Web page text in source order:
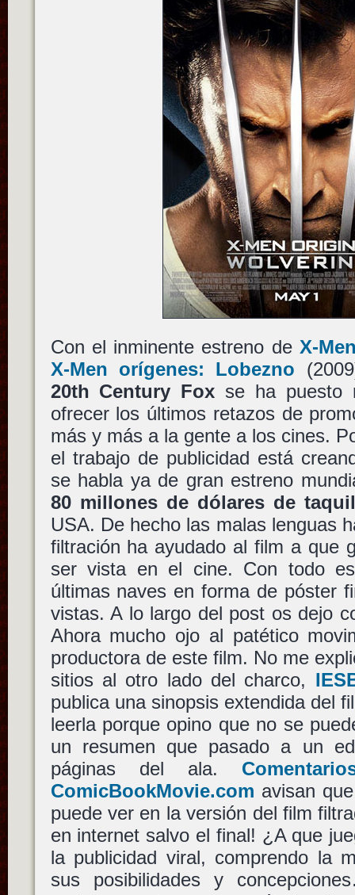
Con el inminente estreno de X-
X-Men orígenes: Lobezno
20th Century Fox se ha puesto
ofrecer los últimos retazos de
más y más a la gente a los cines.
el trabajo de publicidad está
se habla ya de gran estreno
80 millones de dólares de
USA. De hecho las malas lenguas
filtración ha ayudado al film a que
ser vista en el cine. Con todo
últimas naves en forma de póster
vistas. A lo largo del post os dejo
Ahora mucho ojo al patético
productora de este film. No me
sitios al otro lado del charco,
publica una sinopsis extendida del
leerla porque opino que no se
un resumen que pasado a un
páginas del ala.
ComicBookMovie.com avisan
puede ver en la versión del film
en internet salvo el final! ¿A que
la publicidad viral, comprendo la
sus posibilidades y